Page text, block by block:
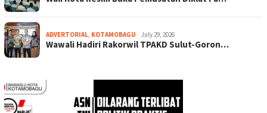
ADVERTORIAL, KOTAMOBAGU July 29, 2026
Wawali Hadiri Rakorwil TPAKD Sulut-Goron…